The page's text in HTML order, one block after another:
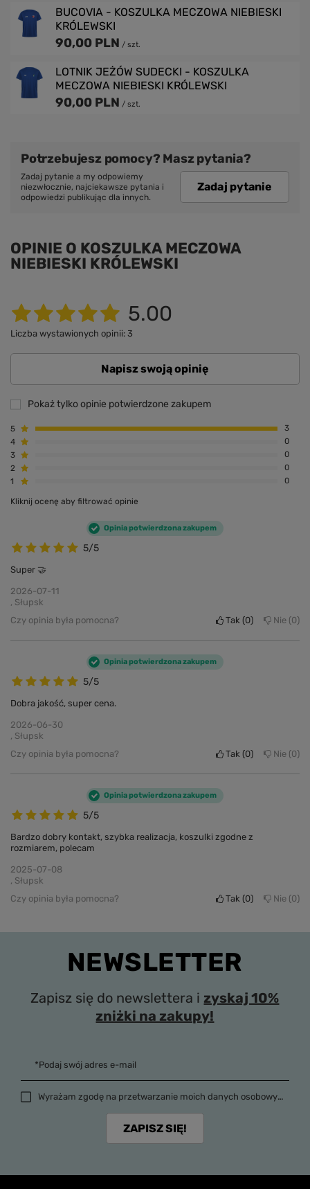
BUCOVIA - KOSZULKA MECZOWA NIEBIESKI
KRÓLEWSKI
90,00 PLN / szt.
LOTNIK JEŻÓW SUDECKI - KOSZULKA
MECZOWA NIEBIESKI KRÓLEWSKI
90,00 PLN / szt.
Potrzebujesz pomocy? Masz pytania?
Zadaj pytanie a my odpowiemy
niezwłocznie, najciekawsze pytania i
odpowiedzi publikując dla innych.
Zadaj pytanie
OPINIE O KOSZULKA MECZOWA
NIEBIESKI KRÓLEWSKI
5.00
Liczba wystawionych opinii: 3
Napisz swoją opinię
Pokaż tylko opinie potwierdzone zakupem
5
3
4
0
3
0
2
0
1
0
Kliknij ocenę aby filtrować opinie
5/5
Opinia potwierdzona zakupem
Super 🤝
2026-07-11
, Słupsk
Czy opinia była pomocna?
Tak 0 Nie 0
5/5
Opinia potwierdzona zakupem
Dobra jakość, super cena.
2026-06-30
, Słupsk
Czy opinia była pomocna?
Tak 0 Nie 0
5/5
Opinia potwierdzona zakupem
Bardzo dobry kontakt, szybka realizacja, koszulki zgodne z
rozmiarem, polecam
2025-07-08
, Słupsk
Czy opinia była pomocna?
Tak 0 Nie 0
NEWSLETTER
Zapisz się do newslettera i zyskaj 10%
zniżki na zakupy!
*Podaj swój adres e-mail
Wyrażam zgodę na przetwarzanie moich danych osobowych (adres e-mail) na potrzeby wysyłki newslettera z informacją handlową (marketing). Więcej w
ZAPISZ SIĘ!